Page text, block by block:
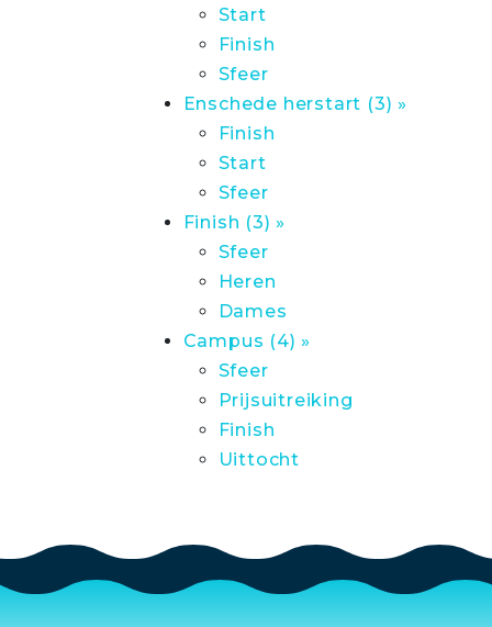
Start
Finish
Sfeer
Enschede herstart (3) »
Finish
Start
Sfeer
Finish (3) »
Sfeer
Heren
Dames
Campus (4) »
Sfeer
Prijsuitreiking
Finish
Uittocht